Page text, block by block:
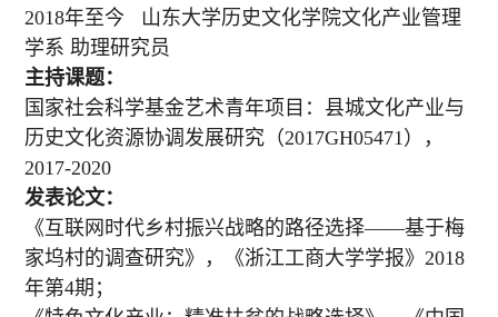
2018年至今 山东大学历史文化学院文化产业管理
学系 助理研究员
主持课题：
国家社会科学基金艺术青年项目：县城文化产业与
历史文化资源协调发展研究（2017GH05471），
2017-2020
发表论文：
《互联网时代乡村振兴战略的路径选择——基于梅
家坞村的调查研究》，《浙江工商大学学报》2018
年第4期；